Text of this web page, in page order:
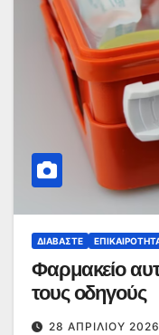
ΔΙΑΒΆΣΤΕ
Φαρμακείο
τους οδηγούς
28 ΑΠΡΙΛΊΟΥ 2026